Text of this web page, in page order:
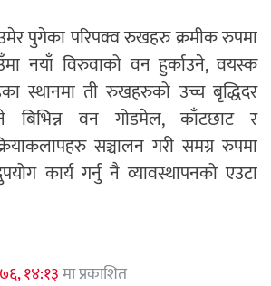
उमेर पुगेका परिपक्व रुखहरु क्रमीक रुपमा
नयाँ विरुवाको वन हुर्काउने, वयस्क
स्थानमा ती रुखहरुको उच्च बृद्धिदर
बिभिन्न वन गोडमेल, काँटछाट र
सञ्चालन गरी समग्र रुपमा
कार्य गर्नु नै व्यावस्थापनको एउटा
१४:१३मा प्रकाशित